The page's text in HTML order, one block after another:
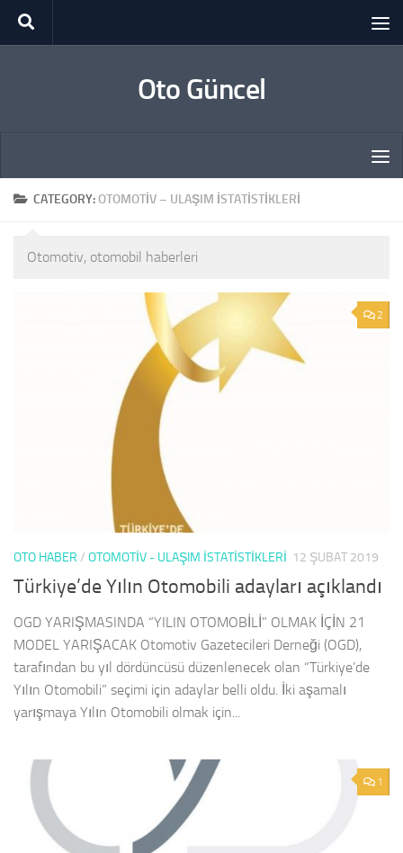
Skip to content
Oto Güncel
CATEGORY:OTOMOTIV – ULAŞIM İSTATISTIKLERI
Otomotiv, otomobil haberleri
2
OTO HABER / OTOMOTIV - ULAŞIM İSTATISTIKLERI 12 ŞUBAT 2019
Türkiye’de Yılın Otomobili adayları açıklandı
OGD YARIŞMASINDA “YILIN OTOMOBİLİ” OLMAK İÇİN 21
MODEL YARIŞACAK Otomotiv Gazetecileri Derneği (OGD),
tarafından bu yıl dördüncüsü düzenlenecek olan “Türkiye’de
Yılın Otomobili” seçimi için adaylar belli oldu. İki aşamalı
yarışmaya Yılın Otomobili olmak için...
1